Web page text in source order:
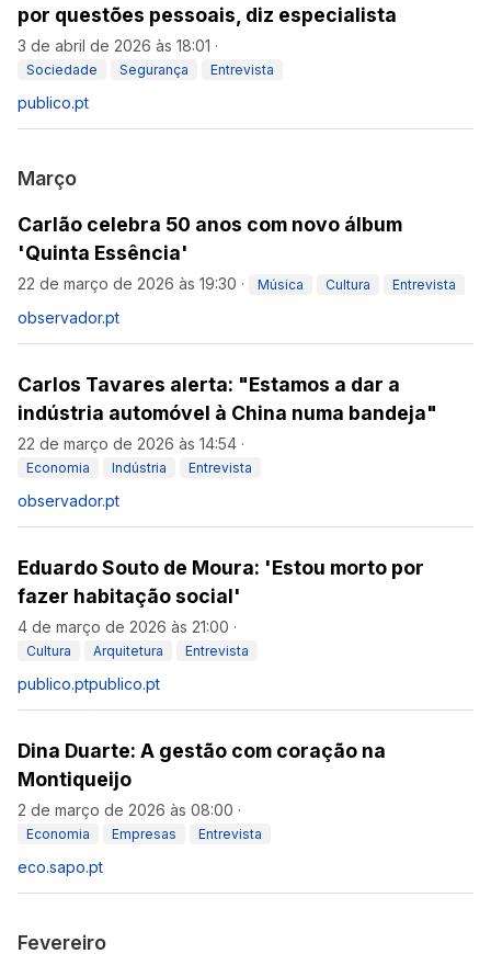
por questões pessoais, diz especialista
3 de abril de 2026 às 18:01 ·
Sociedade Segurança Entrevista
publico.pt
Março
Carlão celebra 50 anos com novo álbum
'Quinta Essência'
22 de março de 2026 às 19:30 · Música Cultura Entrevista
observador.pt
Carlos Tavares alerta: "Estamos a dar a
indústria automóvel à China numa bandeja"
22 de março de 2026 às 14:54 ·
Economia Indústria Entrevista
observador.pt
Eduardo Souto de Moura: 'Estou morto por
fazer habitação social'
4 de março de 2026 às 21:00 ·
Cultura Arquitetura Entrevista
publico.ptpublico.pt
Dina Duarte: A gestão com coração na
Montiqueijo
2 de março de 2026 às 08:00 ·
Economia Empresas Entrevista
eco.sapo.pt
Fevereiro